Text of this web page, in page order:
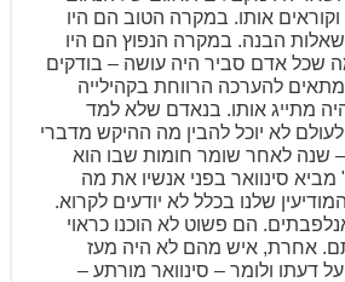
אותו. במקרה הטוב הם היו
הבנה. במקרה הנפוץ הם היו
שכל אדם סביר היה עושה – בודקים
להערכה הרווחת בקהילייה
מתייג אותו. בנאדם שלא למד
לא יוכל להבין מה ההיקש מדברי
– שנה לאחר שומר חומות שבו הוא
סינוואר בפני אנשיו את מה
שלנו בכלל לא יודעים לקרוא.
הם פשוט לא הוכנו כראוי
אחרת, איש מהם לא היה מעז
דעתו ולומר – סינוואר מורתע –